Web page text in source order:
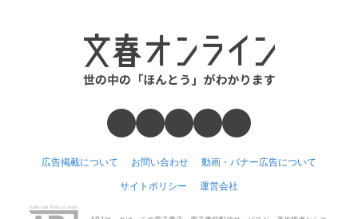
広告掲載について お問い合わせ 動画・バナー広告について
サイトポリシー 運営会社